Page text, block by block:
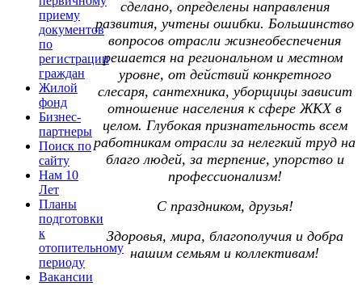
сделано, определены направления
развития, учтены ошибки. Большинство
вопросов отрасли жизнеобеспечения
решается на региональном и местном
уровне, от действий конкретного
слесаря, сантехника, уборщицы зависит
отношение населения к сфере ЖКХ в
целом. Глубокая признательность всем
работникам отрасли за нелегкий труд на
благо людей, за терпение, упорство и
профессионализм!
С праздником, друзья!
Здоровья, мира, благополучия и добра
нашим семьям и коллективам!
приему
документов
по
регистрации
граждан
Жилой
фонд
Бизнес-
партнеры
Поиск по
сайту
Нам 10
Лет
Планы
подготовки
к
отопительному
периоду
Вакансии